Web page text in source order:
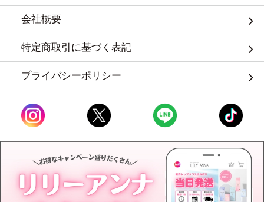
会社概要
特定商取引に基づく表記
プライバシーポリシー